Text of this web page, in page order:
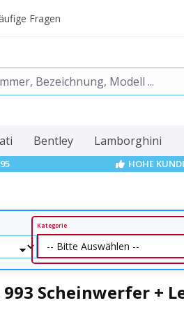
Fragen
Bentley Lamborghini
HOHE
Kategorie
Scheinwerfer +